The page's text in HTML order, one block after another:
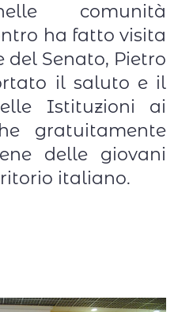
comunità
ha fatto visita
del Senato, Pietro
il saluto e il
Istituzioni ai
gratuitamente
delle giovani
italiano.